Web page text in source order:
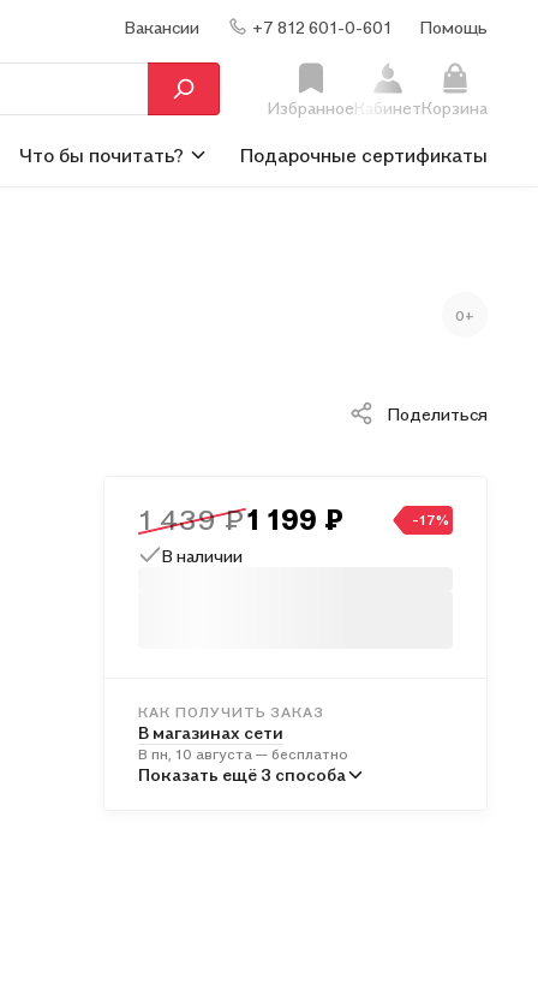
Вакансии +7 812 601-0-601 Помощь
ИзбранноеКабинетКорзина
Что бы почитать? Подарочные сертификаты
0+
Поделиться
1 439 ₽1 199 ₽ -17%
В наличии
КАК ПОЛУЧИТЬ ЗАКАЗ
В магазинах сети
В пн, 10 августа — бесплатно
В пунктах выдачи
Показать ещё 3 способа